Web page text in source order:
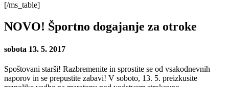
[/ms_table]
NOVO! Športno dogajanje za otroke
sobota 13. 5. 2017
Spoštovani starši! Razbremenite in sprostite se od vsakodnevnih
naporov in se prepustite zabavi! V soboto, 13. 5. preizkusite